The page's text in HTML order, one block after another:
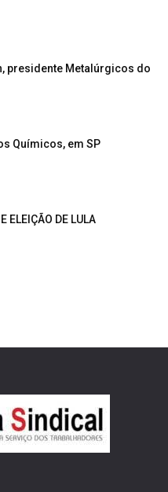
presidente Metalúrgicos do
Químicos, em SP
ELEIÇÃO DE LULA